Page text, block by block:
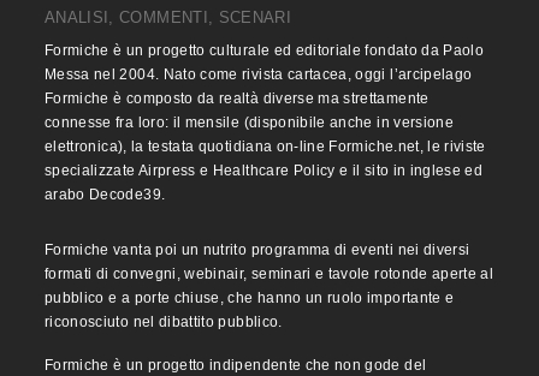
ANALISI, COMMENTI, SCENARI
Formiche è un progetto culturale ed editoriale fondato da Paolo
Messa nel 2004. Nato come rivista cartacea, oggi l’arcipelago
Formiche è composto da realtà diverse ma strettamente
connesse fra loro: il mensile (disponibile anche in versione
elettronica), la testata quotidiana on-line Formiche.net, le riviste
specializzate Airpress e Healthcare Policy e il sito in inglese ed
arabo Decode39.
Formiche vanta poi un nutrito programma di eventi nei diversi
formati di convegni, webinair, seminari e tavole rotonde aperte al
pubblico e a porte chiuse, che hanno un ruolo importante e
riconosciuto nel dibattito pubblico.
Formiche è un progetto indipendente che non gode del